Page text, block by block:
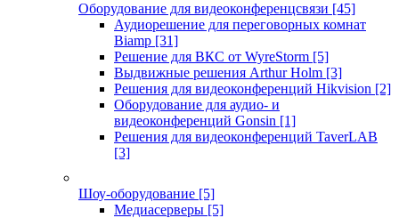
Оборудование для видеоконференцсвязи [45]
Аудиорешение для переговорных комнат
Biamp [31]
Решение для ВКС от WyreStorm [5]
Выдвижные решения Arthur Holm [3]
Решения для видеоконференций Hikvision [2]
Оборудование для аудио- и
видеоконференций Gonsin [1]
Решения для видеоконференций TaverLAB
[3]
Шоу-оборудование [5]
Медиасерверы [5]